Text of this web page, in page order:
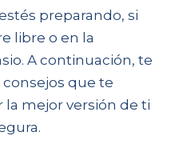
preparando, si
libre o en la
A continuación, te
que te
la mejor versión de ti